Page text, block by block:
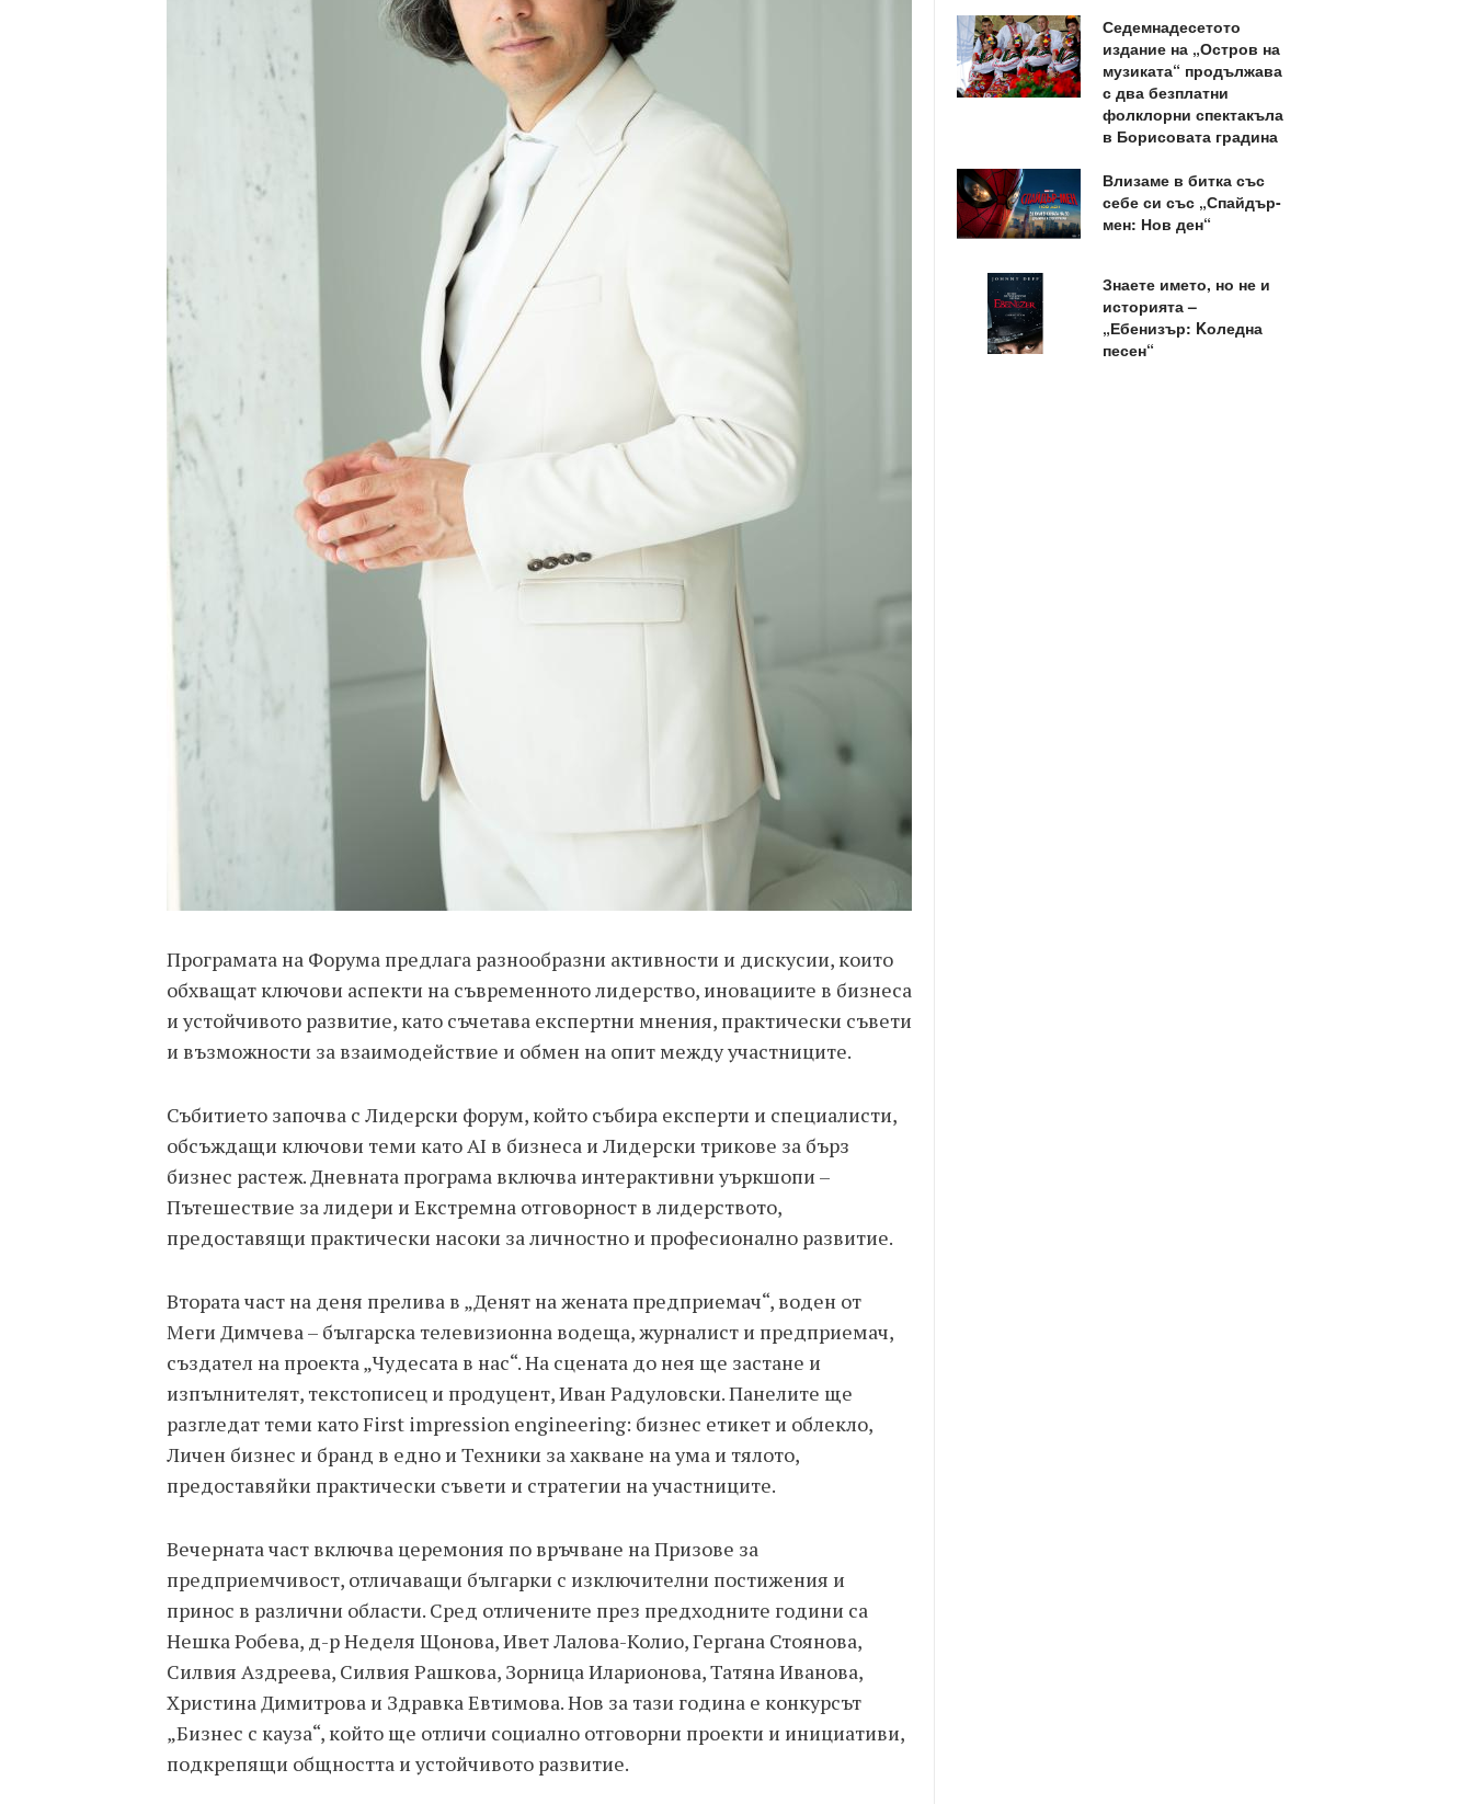
Програмата на Форума предлага разнообразни активности и дискусии, които
обхващат ключови аспекти на съвременното лидерство, иновациите в бизнеса
и устойчивото развитие, като съчетава експертни мнения, практически съвети
и възможности за взаимодействие и обмен на опит между участниците.
Събитието започва с Лидерски форум, който събира експерти и специалисти,
обсъждащи ключови теми като AI в бизнеса и Лидерски трикове за бърз
бизнес растеж. Дневната програма включва интерактивни уъркшопи –
Пътешествие за лидери и Екстремна отговорност в лидерството,
предоставящи практически насоки за личностно и професионално развитие.
Втората част на деня прелива в „Денят на жената предприемач“, воден от
Меги Димчева – българска телевизионна водеща, журналист и предприемач,
създател на проекта „Чудесата в нас“. На сцената до нея ще застане и
изпълнителят, текстописец и продуцент, Иван Радуловски. Панелите ще
разгледат теми като First impression engineering: бизнес етикет и облекло,
Личен бизнес и бранд в едно и Техники за хакване на ума и тялото,
предоставяйки практически съвети и стратегии на участниците.
Вечерната част включва церемония по връчване на Призове за
предприемчивост, отличаващи българки с изключителни постижения и
принос в различни области. Сред отличените през предходните години са
Нешка Робева, д-р Неделя Щонова, Ивет Лалова-Колио, Гергана Стоянова,
Силвия Аздреева, Силвия Рашкова, Зорница Иларионова, Татяна Иванова,
Христина Димитрова и Здравка Евтимова. Нов за тази година е конкурсът
„Бизнес с кауза“, който ще отличи социално отговорни проекти и инициативи,
подкрепящи общността и устойчивото развитие.
Седемнадесетото
издание на „Остров на
музиката“ продължава
с два безплатни
фолклорни спектакъла
в Борисовата градина
Влизаме в битка със
себе си със „Спайдър-
мен: Нов ден“
Знаете името, но не и
историята –
„Ебенизър: Kоледна
песен“